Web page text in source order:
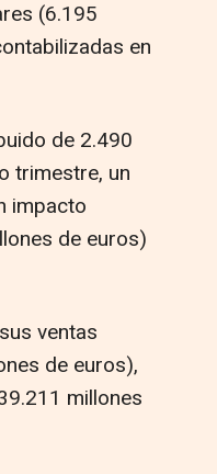
(6.195
en
de 2.490
trimestre, un
impacto
de euros)
ventas
de euros),
millones